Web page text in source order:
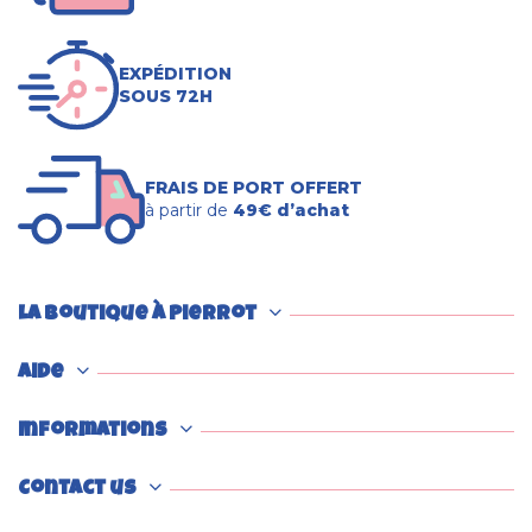
EXPÉDITION
SOUS 72H
FRAIS DE PORT OFFERT
à partir de 49€ d’achat
La boutique à Pierrot
Aide
Informations
Contact us